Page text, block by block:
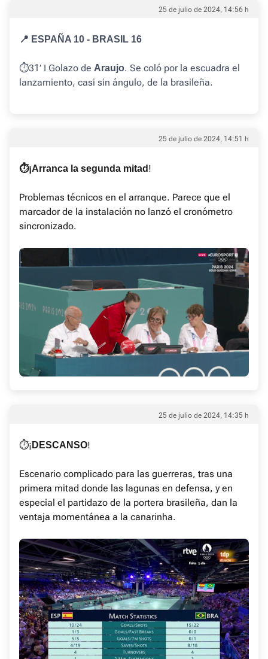
25 de julio de 2024, 14:56 h
📍 ESPAÑA 10 - BRASIL 16
⏱️31’ I Golazo de Araujo. Se coló por la escuadra el
lanzamiento, casi sin ángulo, de la brasileña.
25 de julio de 2024, 14:51 h
⏱️¡Arranca la segunda mitad !
Problemas técnicos en el arranque. Parece que el
marcador de la instalación no lanzó el cronómetro
sincronizado.
25 de julio de 2024, 14:35 h
⏱️¡ DESCANSO!
Escenario complicado para las guerreras, tras una
primera mitad donde las lagunas en defensa, y en
especial el partidazo de la portera brasileña, dan la
ventaja momentánea a la canarinha.